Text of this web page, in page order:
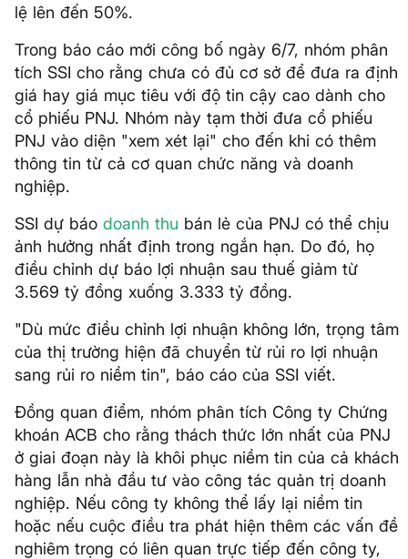
lệ lên đến 50%.
Trong báo cáo mới công bố ngày 6/7, nhóm phân
tích SSI cho rằng chưa có đủ cơ sở để đưa ra định
giá hay giá mục tiêu với độ tin cậy cao dành cho
cổ phiếu PNJ. Nhóm này tạm thời đưa cổ phiếu
PNJ vào diện "xem xét lại" cho đến khi có thêm
thông tin từ cả cơ quan chức năng và doanh
nghiệp.
SSI dự báo doanh thu bán lẻ của PNJ có thể chịu
ảnh hưởng nhất định trong ngắn hạn. Do đó, họ
điều chỉnh dự báo lợi nhuận sau thuế giảm từ
3.569 tỷ đồng xuống 3.333 tỷ đồng.
"Dù mức điều chỉnh lợi nhuận không lớn, trọng tâm
của thị trường hiện đã chuyển từ rủi ro lợi nhuận
sang rủi ro niềm tin", báo cáo của SSI viết.
Đồng quan điểm, nhóm phân tích Công ty Chứng
khoán ACB cho rằng thách thức lớn nhất của PNJ
ở giai đoạn này là khôi phục niềm tin của cả khách
hàng lẫn nhà đầu tư vào công tác quản trị doanh
nghiệp. Nếu công ty không thể lấy lại niềm tin
hoặc nếu cuộc điều tra phát hiện thêm các vấn đề
nghiêm trọng có liên quan trực tiếp đến công ty,